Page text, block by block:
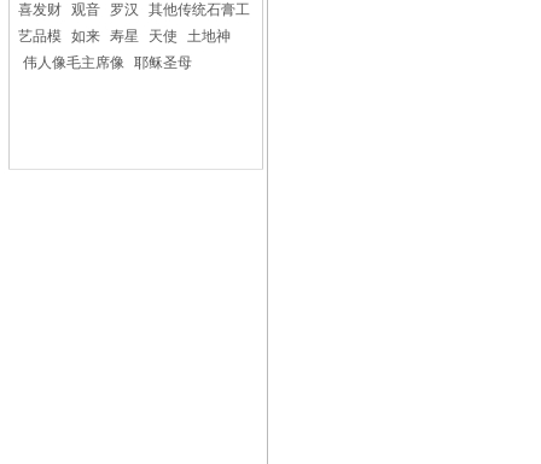
喜发财 观音 罗汉
其他传统石膏工
艺品模 如来 寿星 天使
土地神
伟人像毛主席像 耶稣圣母